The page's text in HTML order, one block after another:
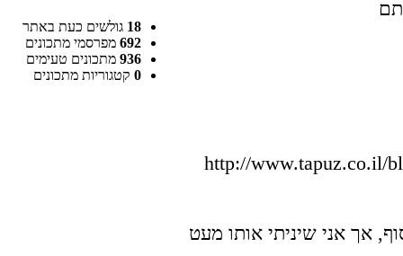
18 גולשים כעת באתר
692 מפרסמי מתכונים
936 מתכונים טעימים
0 קטגוריות מתכונים
http://www.tapuz.co.il/
אך אני שיניתי אותו מעט